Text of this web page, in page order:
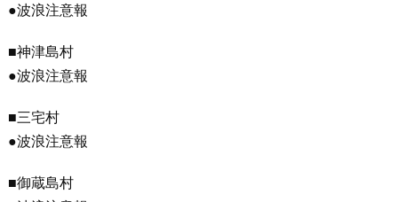
●波浪注意報
■神津島村
●波浪注意報
■三宅村
●波浪注意報
■御蔵島村